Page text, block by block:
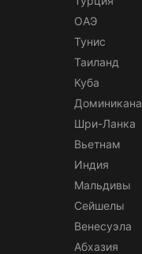
ОАЭ
Тунис
Таиланд
Куба
Доминикана
Шри-Ланка
Вьетнам
Индия
Мальдивы
Сейшелы
Венесуэла
Абхазия